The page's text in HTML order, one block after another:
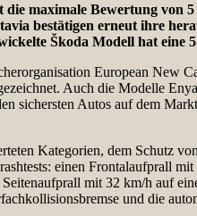
maximale Bewertung von
bestätigen erneut ihre
Škoda Modell hat
European New
Auch die Modelle
sichersten Autos auf dem
Kategorien, dem Schutz
einen Frontalaufprall
mit 32 km/h auf
und die